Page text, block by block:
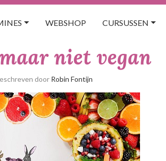
WEBSHOP CURSUSSEN
niet vegan
door Robin Fontijn